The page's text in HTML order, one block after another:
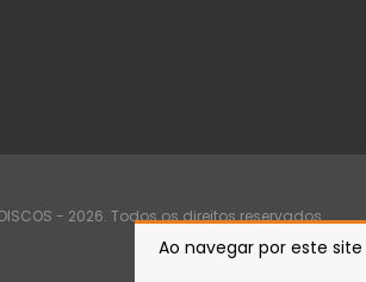
Ao navegar por este site
- 2026. Todos os direitos reservados.